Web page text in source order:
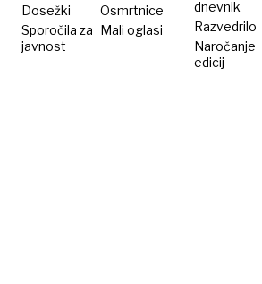
Dosežki
Sporočila za
javnost
Osmrtnice
Mali oglasi
dnevnik
Razvedrilo
Naročanje
edicij